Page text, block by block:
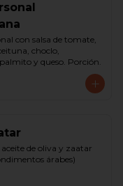
con salsa de tomate,
choclo,
y queso. Porción.
de oliva y zaatar
árabes)